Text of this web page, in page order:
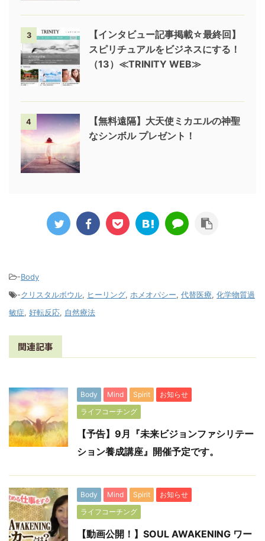
3
【インタビュー記事掲載☆最終回】
スピリチュアルをビジネスにする！
（13）≪TRINITY WEB≫
4
【無料遠隔】大天使ミカエルの神聖
なシンボル プレゼント！
-Body
-クリスタルボウル, ヒーリング, ホメオパシー, 代替医療, 化学物質過
敏症, 好転反応, 自然療法
関連記事
Body Mind Spirit
お知らせ
ライフコーチング
【予告】9月『未来ビジョンファシリテー
ション養成講座』開催予定です。
Body Mind Spirit
お知らせ
ライフコーチング
【動画公開！】SOUL AWAKENING ワー